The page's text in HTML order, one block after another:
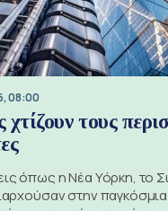
08:00
χτίζουν τους
όπως η Νέα Υόρκη, το
στην